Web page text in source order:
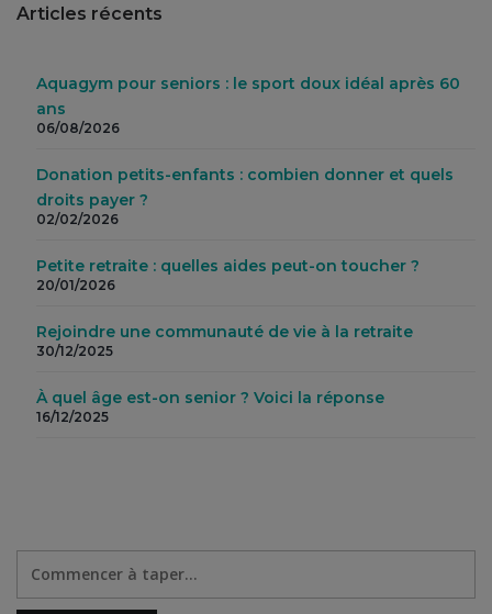
Articles récents
Aquagym pour seniors : le sport doux idéal après 60
ans
06/08/2026
Donation petits-enfants : combien donner et quels
droits payer ?
02/02/2026
Petite retraite : quelles aides peut-on toucher ?
20/01/2026
Rejoindre une communauté de vie à la retraite
30/12/2025
À quel âge est-on senior ? Voici la réponse
16/12/2025